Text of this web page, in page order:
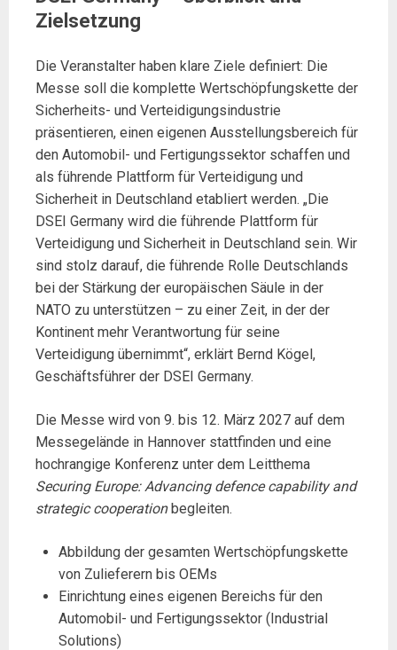
Zielsetzung
Die Veranstalter haben klare Ziele definiert: Die
Messe soll die komplette Wertschöpfungskette der
Sicherheits- und Verteidigungsindustrie
präsentieren, einen eigenen Ausstellungsbereich für
den Automobil- und Fertigungssektor schaffen und
als führende Plattform für Verteidigung und
Sicherheit in Deutschland etabliert werden. „Die
DSEI Germany wird die führende Plattform für
Verteidigung und Sicherheit in Deutschland sein. Wir
sind stolz darauf, die führende Rolle Deutschlands
bei der Stärkung der europäischen Säule in der
NATO zu unterstützen – zu einer Zeit, in der der
Kontinent mehr Verantwortung für seine
Verteidigung übernimmt“, erklärt Bernd Kögel,
Geschäftsführer der DSEI Germany.
Die Messe wird von 9. bis 12. März 2027 auf dem
Messegelände in Hannover stattfinden und eine
hochrangige Konferenz unter dem Leitthema
Securing Europe: Advancing defence capability and
strategic cooperationbegleiten.
Abbildung der gesamten Wertschöpfungskette
von Zulieferern bis OEMs
Einrichtung eines eigenen Bereichs für den
Automobil- und Fertigungssektor (Industrial
Solutions)